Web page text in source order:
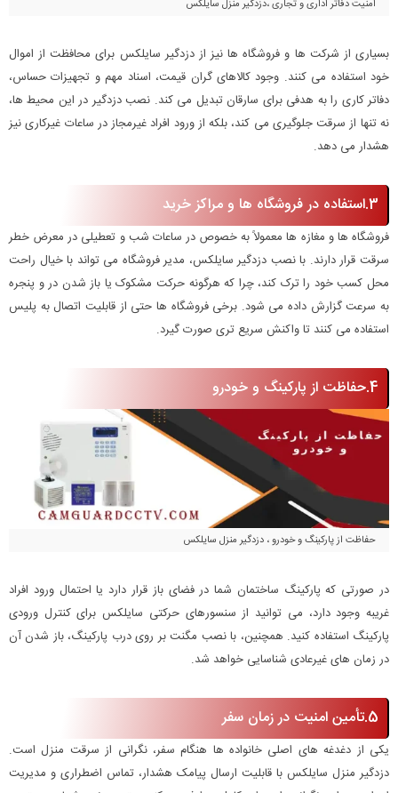
امنیت دفاتر اداری و تجاری ،دزدگیر منزل سایلکس
بسیاری از شرکت ها و فروشگاه ها نیز از دزدگیر سایلکس برای محافظت از اموال
خود استفاده می کنند. وجود کالاهای گران قیمت، اسناد مهم و تجهیزات حساس،
دفاتر کاری را به هدفی برای سارقان تبدیل می کند. نصب دزدگیر در این محیط ها،
نه تنها از سرقت جلوگیری می کند، بلکه از ورود افراد غیرمجاز در ساعات غیرکاری نیز
هشدار می دهد.
3.استفاده در فروشگاه ها و مراکز خرید
فروشگاه ها و مغازه ها معمولاً به خصوص در ساعات شب و تعطیلی در معرض خطر
سرقت قرار دارند. با نصب دزدگیر سایلکس، مدیر فروشگاه می تواند با خیال راحت
محل کسب خود را ترک کند، چرا که هرگونه حرکت مشکوک یا باز شدن در و پنجره
به سرعت گزارش داده می شود. برخی فروشگاه ها حتی از قابلیت اتصال به پلیس
استفاده می کنند تا واکنش سریع تری صورت گیرد.
4.حفاظت از پارکینگ و خودرو
حفاظت از پارکینگ و خودرو ، دزدگیر منزل سایلکس
در صورتی که پارکینگ ساختمان شما در فضای باز قرار دارد یا احتمال ورود افراد
غریبه وجود دارد، می توانید از سنسورهای حرکتی سایلکس برای کنترل ورودی
پارکینگ استفاده کنید. همچنین، با نصب مگنت بر روی درب پارکینگ، باز شدن آن
در زمان های غیرعادی شناسایی خواهد شد.
5.تأمین امنیت در زمان سفر
یکی از دغدغه های اصلی خانواده ها هنگام سفر، نگرانی از سرقت منزل است.
دزدگیر منزل سایلکس با قابلیت ارسال پیامک هشدار، تماس اضطراری و مدیریت